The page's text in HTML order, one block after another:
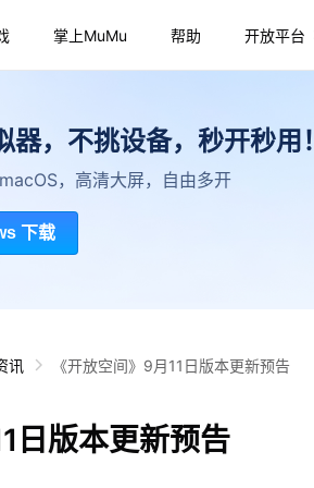
掌上MuMu 帮助 开放平台
，不挑设备，秒开秒用！
，高清大屏，自由多开
下载
讯 《开放空间》9月11日版本更新预告
日版本更新预告